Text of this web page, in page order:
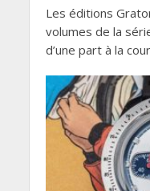
Les éditions
volumes de la
d’une part à la